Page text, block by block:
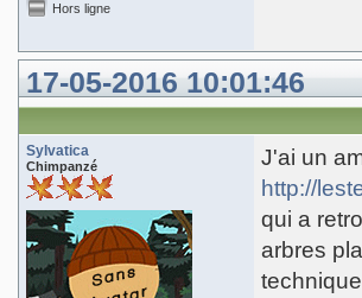
Hors ligne
17-05-2016 10:01:46
Sylvatica
Chimpanzé
J'ai un
http://
qui a
arbres